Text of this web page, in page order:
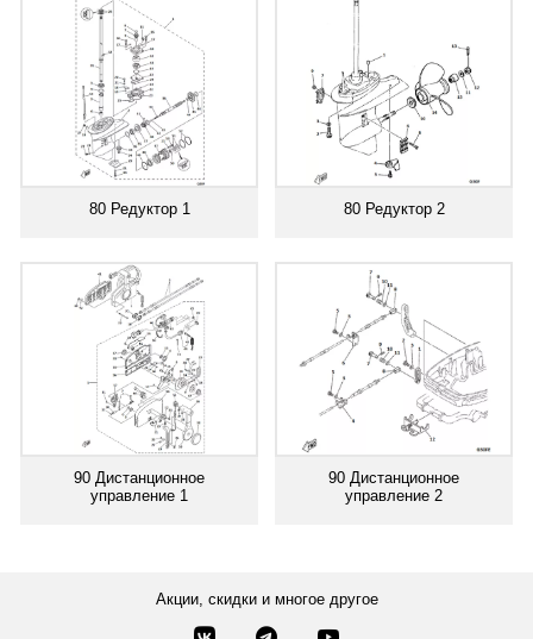
80 Редуктор 1 80 Редуктор 2
90 Дистанционное
управление 1
90 Дистанционное
управление 2
Акции, скидки и многое другое